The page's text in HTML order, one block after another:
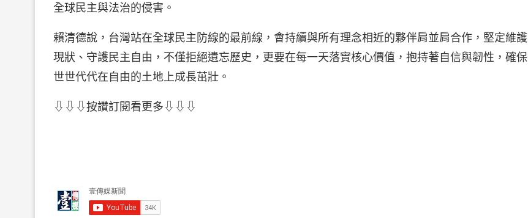
全球民主與法治的侵害。
賴清德說，台灣站在全球民主防線的最前線，會持續與所有理念相近的夥伴肩並肩合作，堅定維護
現狀、守護民主自由，不僅拒絕遺忘歷史，更要在每一天落實核心價值，抱持著自信與韌性，確保
世世代代在自由的土地上成長茁壯。
⇩⇩⇩按讚訂閱看更多⇩⇩⇩